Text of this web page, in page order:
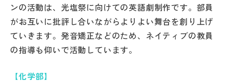
特集
NettyLandかわら版
その他
ンの活動は、光塩祭に向けての英語劇制作です。部員
がお互いに批評し合いながらよりよい舞台を創り上げ
ていきます。発音矯正などのため、ネイティブの教員
の指導も仰いで活動しています。
【化学部】